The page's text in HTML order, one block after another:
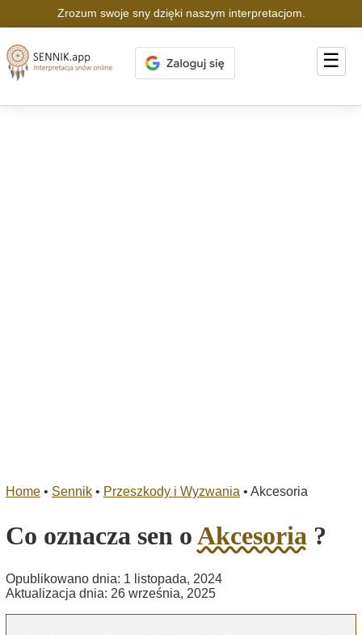
Zrozum swoje sny dzięki naszym interpretacjom.
☰
Home • Sennik • Przeszkody i Wyzwania • Akcesoria
Co oznacza sen oAkcesoria ?
Opublikowano dnia: 1 listopada, 2024
Aktualizacja dnia: 26 września, 2025